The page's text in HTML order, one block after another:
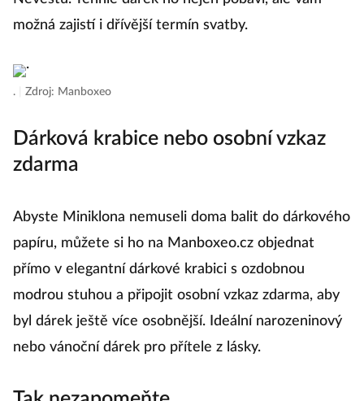
Nebo chcete příteli naznačit, že by se měl už
Nevěstu. Tenhle dárek ho nejen pobaví, ale vám
možná zajistí i dřívější termín svatby.
.|Zdroj: Manboxeo
Dárková krabice nebo osobní vzkaz
zdarma
Abyste Miniklona nemuseli doma balit do dárkového
papíru, můžete si ho na Manboxeo.cz objednat
přímo v elegantní dárkové krabici s ozdobnou
byl dárek ještě více osobnější. Ideální narozeninový